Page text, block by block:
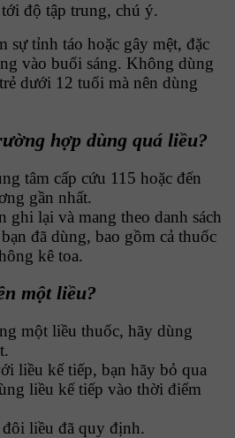
độ tập trung, chú ý.
sự tỉnh táo hoặc gây mệt, đặc
vào buổi sáng. Không dùng
dưới 12 tuổi mà nên dùng
hợp dùng quá liều?
tâm cấp cứu 115 hoặc đến
gần nhất.
ghi lại và mang theo danh sách
đã dùng, bao gồm cả thuốc
kê toa.
một liều?
một liều thuốc, hãy dùng
liều kế tiếp, bạn hãy bỏ qua
liều kế tiếp vào thời điểm
liều đã quy định.